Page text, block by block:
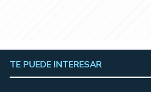
TE PUEDE INTERESAR